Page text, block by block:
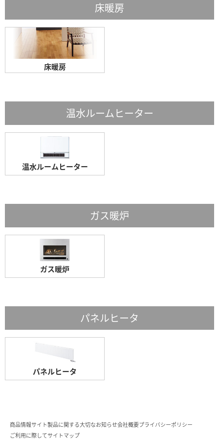
床暖房
床暖房
温水ルームヒーター
温水ルームヒーター
ガス暖炉
ガス暖炉
パネルヒータ
パネルヒータ
商品情報サイト製品に関する大切なお知らせ会社概要プライバシーポリシー
ご利用に際してサイトマップ